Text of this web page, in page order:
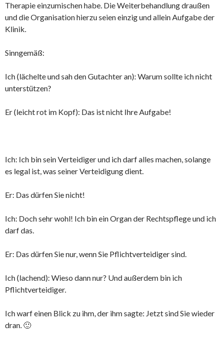
Therapie einzumischen habe. Die Weiterbehandlung draußen
und die Organisation hierzu seien einzig und allein Aufgabe der
Klinik.
Sinngemäß:
Ich (lächelte und sah den Gutachter an): Warum sollte ich nicht
unterstützen?
Er (leicht rot im Kopf): Das ist nicht Ihre Aufgabe!
Ich: Ich bin sein Verteidiger und ich darf alles machen, solange
es legal ist, was seiner Verteidigung dient.
Er: Das dürfen Sie nicht!
Ich: Doch sehr wohl! Ich bin ein Organ der Rechtspflege und ich
darf das.
Er: Das dürfen Sie nur, wenn Sie Pflichtverteidiger sind.
Ich (lachend): Wieso dann nur? Und außerdem bin ich
Pflichtverteidiger.
Ich warf einen Blick zu ihm, der ihm sagte: Jetzt sind Sie wieder
dran. 🙂